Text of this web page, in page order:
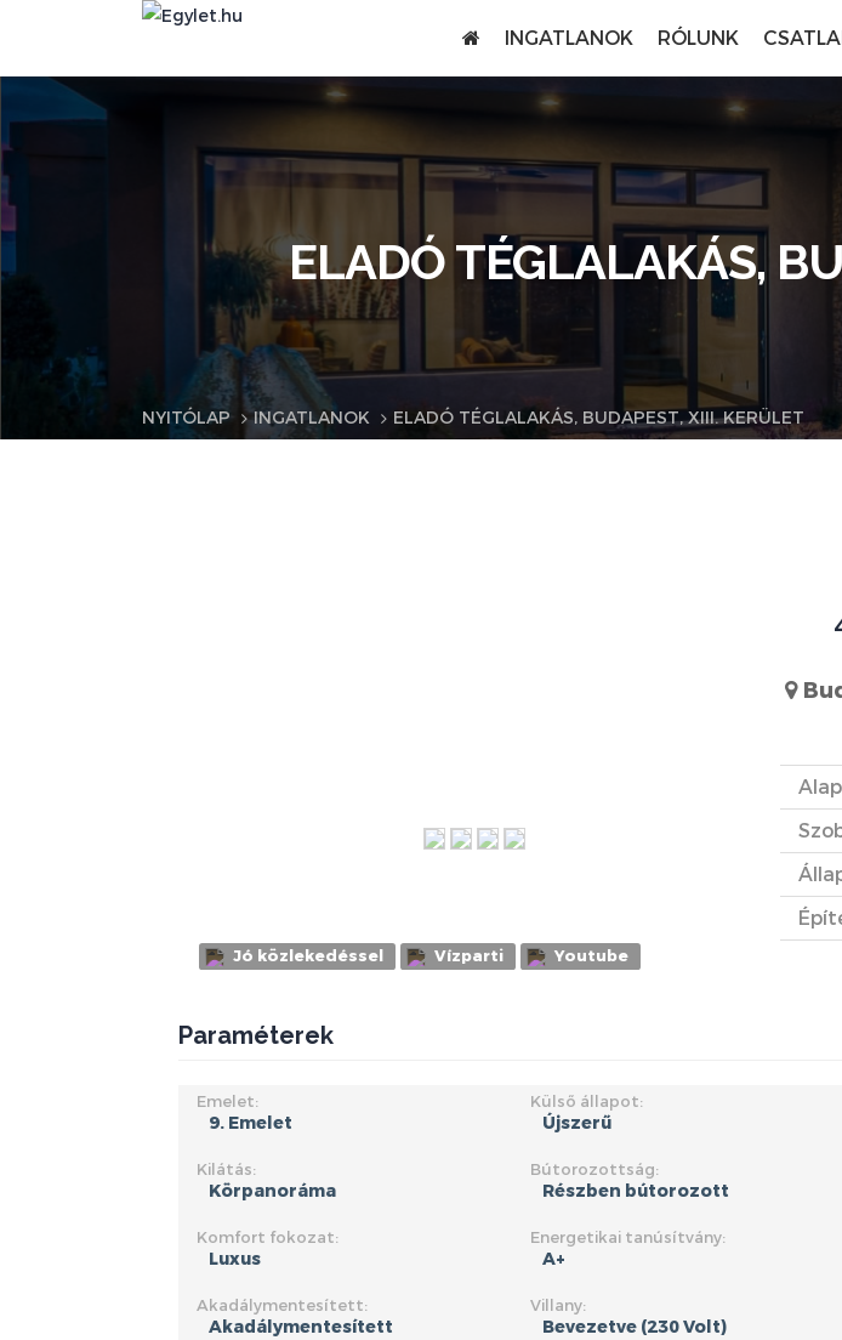
INGATLANOK RÓLUNK
ELADÓ TÉGLALAKÁS,
NYITÓLAP INGATLANOK ELADÓ TÉGLALAKÁS, BUDAPEST, XIII. KERÜLET
Jó közlekedéssel Vízparti Youtube
Paraméterek
Emelet:
9. Emelet
Külső állapot:
Újszerű
Kilátás:
Körpanoráma
Bútorozottság:
Részben bútorozott
Komfort fokozat:
Luxus
Energetikai tanúsítvány:
A+
Akadálymentesített:
Akadálymentesített
Villany:
Bevezetve (230 Volt)